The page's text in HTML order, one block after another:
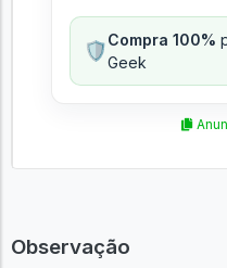
🛡️Compra 100%
Geek
Observação